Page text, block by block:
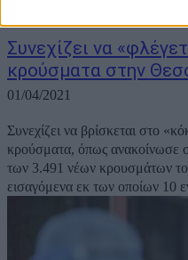
Συνεχίζει να
κρούσματα στην
01/04/2021
Συνεχίζει να βρίσκεται στο
κρούσματα, όπως
των 3.491 νέων κρουσμάτων
εισαγόμενα εκ των οποίων 10